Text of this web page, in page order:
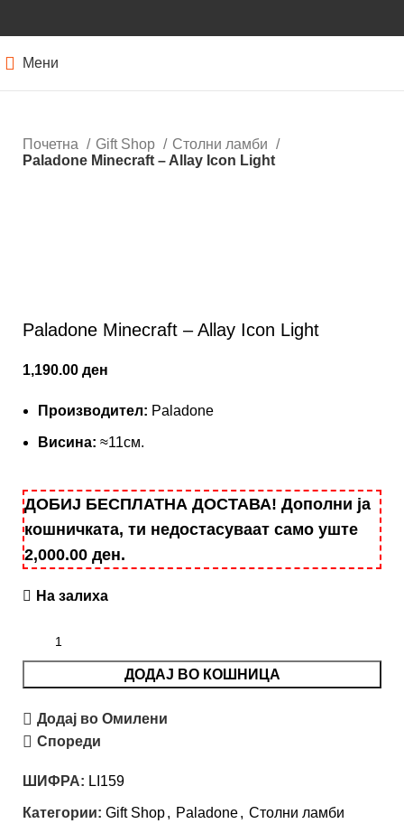
Мени
Почетна Gift Shop
Столни ламби
Paladone Minecraft – Allay Icon Light
Paladone Minecraft – Allay Icon Light
1,190.00 ден
Производител: Paladone
Висина: ≈11см.
ДОБИЈ БЕСПЛАТНА ДОСТАВА! Дополни ја
кошничката, ти недостасуваат само уште
2,000.00 ден.
На залиха
ДОДАЈ ВО КОШНИЦА
Додај во Омилени
Спореди
ШИФРА: LI159
Категории: Gift Shop, Paladone, Столни ламби